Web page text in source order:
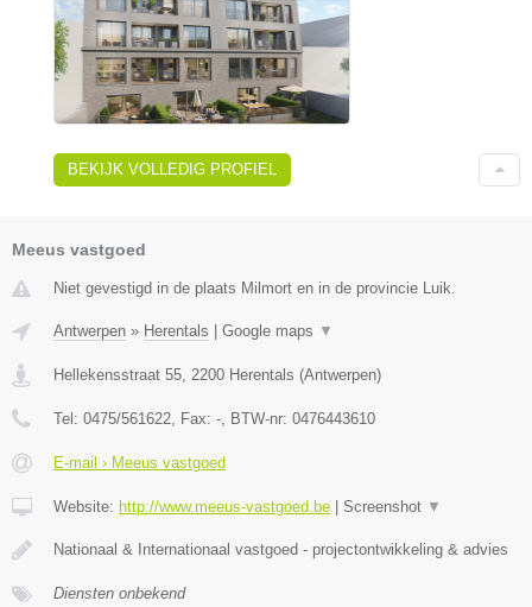
BEKIJK VOLLEDIG PROFIEL
Meeus vastgoed
Niet gevestigd in de plaats Milmort en in de provincie Luik.
Antwerpen » Herentals | Google maps ▼
Hellekensstraat 55 2200 Herentals (Antwerpen)
Tel: 0475/561622 , Fax: - , BTW-nr: 0476443610
E-mail › Meeus vastgoed
Website: http://www.meeus-vastgoed.be | Screenshot ▼
Nationaal & Internationaal vastgoed - projectontwikkeling & advies
Diensten onbekend